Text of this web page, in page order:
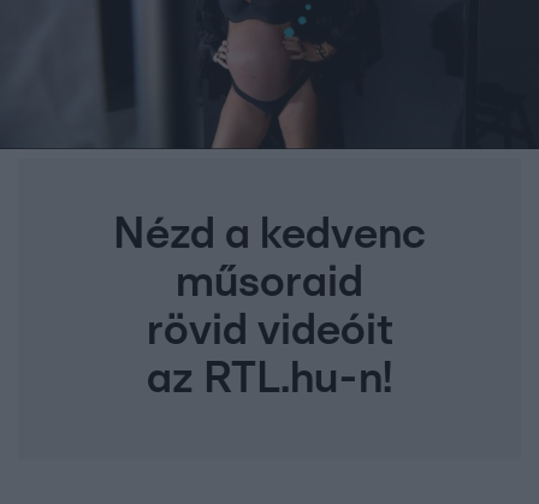
Nézd a kedvenc
műsoraid
rövid videóit
az RTL.hu-n!